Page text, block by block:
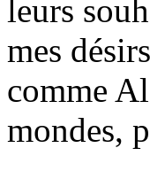
leurs
mes
comme
mondes,